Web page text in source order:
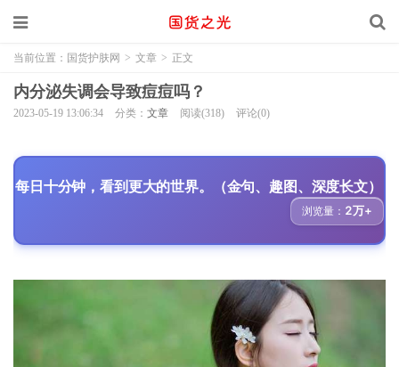
当前位置： 国货护肤网 > 文章 > 正文
内分泌失调会导致痘痘吗？
2023-05-19 13:06:34 分类： 文章 阅读(318) 评论(0)
每日十分钟，看到更大的世界。（金句、趣图、深度长文）
浏览量： 2万+